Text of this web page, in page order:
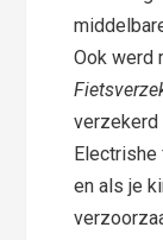
Ook werd
verzekerd
en als je